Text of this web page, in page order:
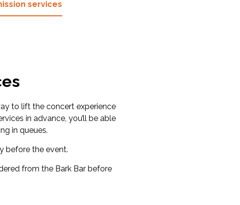
services
to lift the concert experience
in advance, you’ll be able
in queues.
before the event.
from the Bark Bar before